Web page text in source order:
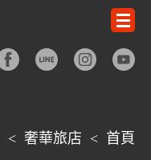
< 奢華旅店 < 首頁